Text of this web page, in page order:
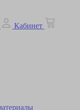
Кабинет